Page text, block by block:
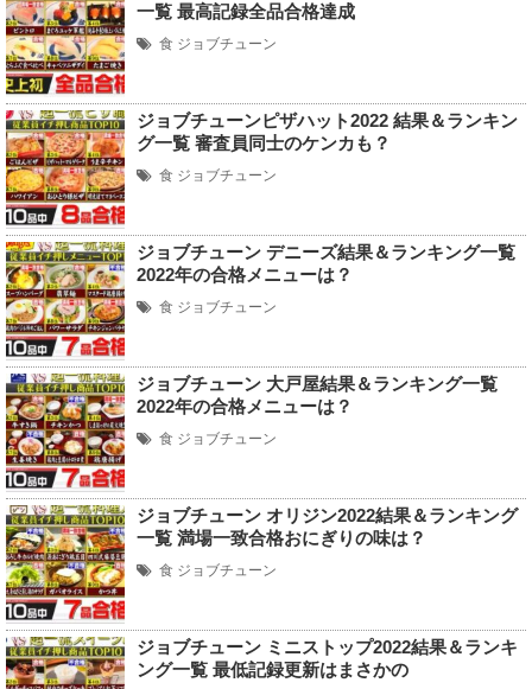
一覧 最高記録全品合格達成
食 ジョブチューン
ジョブチューンピザハット2022 結果＆ランキン
グ一覧 審査員同士のケンカも？
食 ジョブチューン
ジョブチューン デニーズ結果＆ランキング一覧
2022年の合格メニューは？
食 ジョブチューン
ジョブチューン 大戸屋結果＆ランキング一覧
2022年の合格メニューは？
食 ジョブチューン
ジョブチューン オリジン2022結果＆ランキング
一覧 満場一致合格おにぎりの味は？
食 ジョブチューン
ジョブチューン ミニストップ2022結果＆ランキ
ング一覧 最低記録更新はまさかの